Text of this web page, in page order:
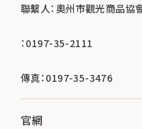
聯繫人：奧州市觀光商品協
：0197-35-2111
傳真：0197-35-3476
官網